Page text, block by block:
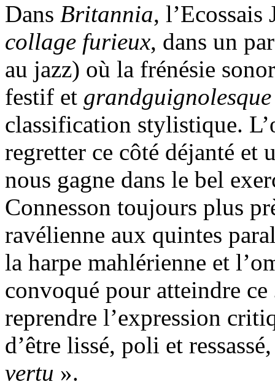
Dans Britannia, l’Ecossais
collage furieux, dans un
au jazz) où la frénésie
festif et grandguignolesque
classification stylistique.
regretter ce côté déjanté et
nous gagne dans le bel
Connesson toujours plus
ravélienne aux quintes
la harpe mahlérienne et
convoqué pour atteindre ce
reprendre l’expression
d’être lissé, poli et
vertu ».